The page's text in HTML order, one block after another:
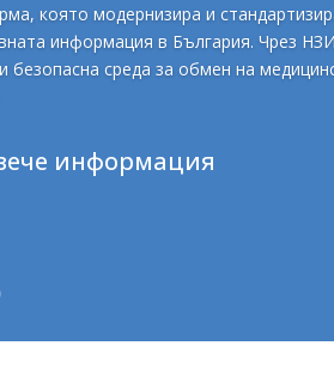
която модернизира и
информация в България. Чрез
безопасна среда за обмен на
информация